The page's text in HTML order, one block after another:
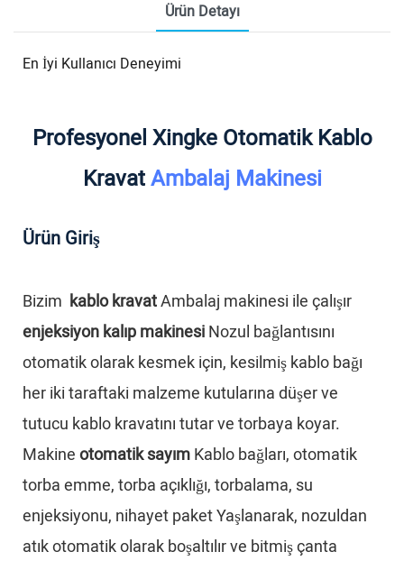
Ürün Detayı
En İyi Kullanıcı Deneyimi
Profesyonel Xingke Otomatik Kablo
KravatAmbalaj Makinesi
Ürün Giriş
Bizim kablo kravatAmbalaj makinesi ile çalışır
enjeksiyon kalıp makinesiNozul bağlantısını
otomatik olarak kesmek için, kesilmiş kablo bağı
her iki taraftaki malzeme kutularına düşer ve
tutucu kablo kravatını tutar ve torbaya koyar.
Makineotomatik sayımKablo bağları, otomatik
torba emme, torba açıklığı, torbalama, su
enjeksiyonu, nihayet paketYaşlanarak, nozuldan
atık otomatik olarak boşaltılır ve bitmiş çanta